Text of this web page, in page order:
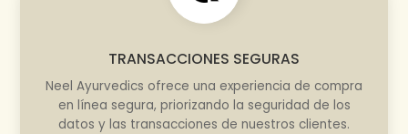
TRANSACCIONES SEGURAS
Neel Ayurvedics ofrece una experiencia de compra
en línea segura, priorizando la seguridad de los
datos y las transacciones de nuestros clientes.